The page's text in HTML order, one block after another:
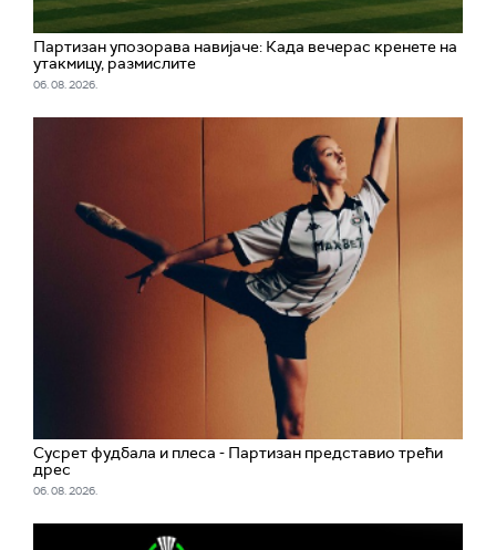
Партизан упозорава навијаче: Када вечерас кренете на
утакмицу, размислите
06. 08. 2026.
Сусрет фудбала и плеса - Партизан представио трећи
дрес
06. 08. 2026.